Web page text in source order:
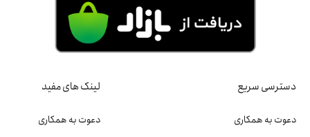
دسترسی سریع
دعوت به همکاری
لینک های مفید
دعوت به همکاری